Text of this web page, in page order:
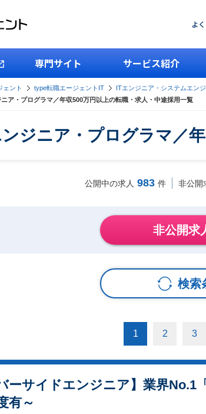
よ
専門サイト サービス紹介
ェント type転職エージェントIT ITエンジニア・システムエン
ア・プログラマ／年収500万円以上の転職・求人・中途採用一覧
ジニア・プログラマ／
公開中の求人 983 件 非公開
非公開求
検索
1 2 3
ーサイドエンジニア】業界
有～